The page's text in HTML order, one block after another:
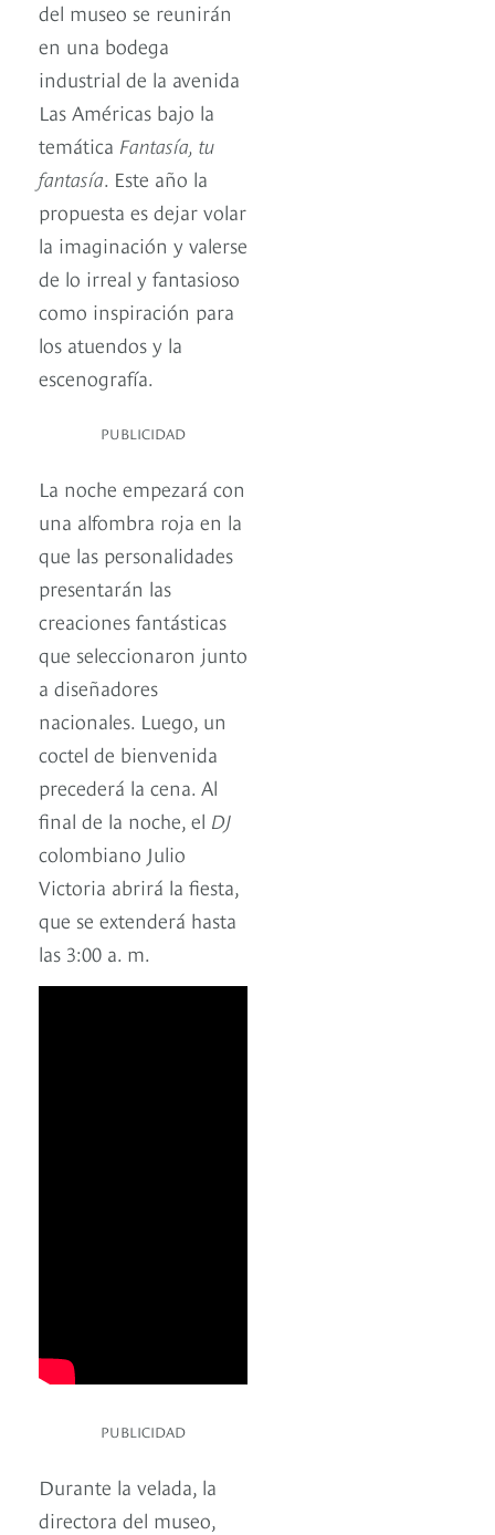
del museo se reunirán
en una bodega
industrial de la avenida
Las Américas bajo la
temática Fantasía, tu
fantasía. Este año la
propuesta es dejar volar
la imaginación y valerse
de lo irreal y fantasioso
como inspiración para
los atuendos y la
escenografía.
PUBLICIDAD
La noche empezará con
una alfombra roja en la
que las personalidades
presentarán las
creaciones fantásticas
que seleccionaron junto
a diseñadores
nacionales. Luego, un
coctel de bienvenida
precederá la cena. Al
final de la noche, el DJ
colombiano Julio
Victoria abrirá la fiesta,
que se extenderá hasta
las 3:00 a. m.
PUBLICIDAD
Durante la velada, la
directora del museo,